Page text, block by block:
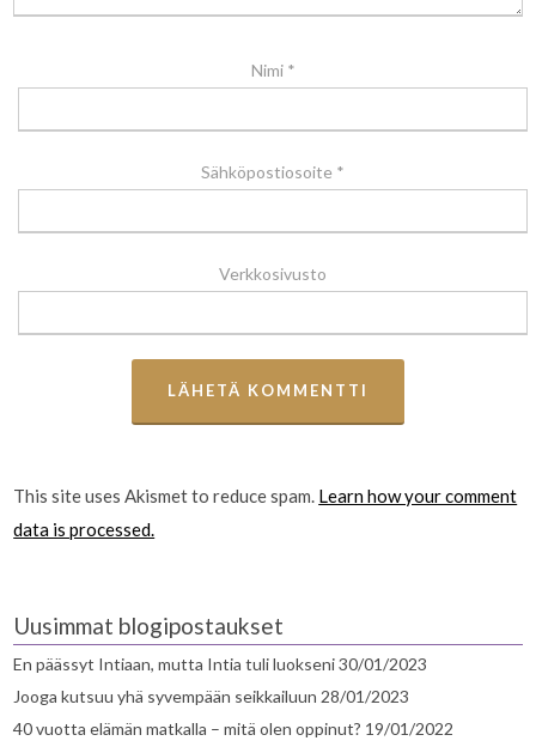
Nimi *
Sähköpostiosoite *
Verkkosivusto
This site uses Akismet to reduce spam. Learn how your comment
data is processed.
Uusimmat blogipostaukset
En päässyt Intiaan, mutta Intia tuli luokseni30/01/2023
Jooga kutsuu yhä syvempään seikkailuun 28/01/2023
40 vuotta elämän matkalla – mitä olen oppinut? 19/01/2022